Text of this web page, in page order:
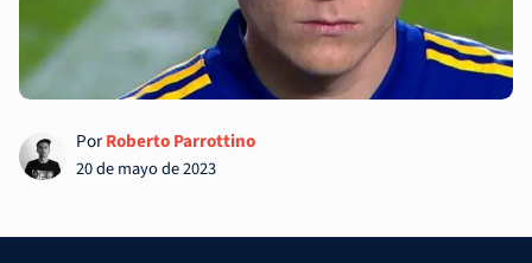
PorRoberto Parrottino
20 de mayo de 2023